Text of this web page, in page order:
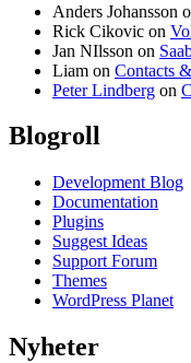
Anders Johansson
Rick Cikovic on
Jan NIlsson on
Liam on Contacts
Peter Lindberg on
Blogroll
Development Blog
Documentation
Plugins
Suggest Ideas
Support Forum
Themes
WordPress Planet
Nyheter